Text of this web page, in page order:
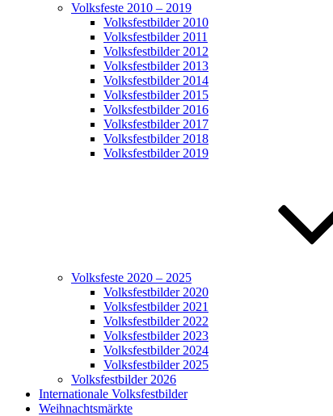
Volksfeste 2010 – 2019
Volksfestbilder 2010
Volksfestbilder 2011
Volksfestbilder 2012
Volksfestbilder 2013
Volksfestbilder 2014
Volksfestbilder 2015
Volksfestbilder 2016
Volksfestbilder 2017
Volksfestbilder 2018
Volksfestbilder 2019
Volksfeste 2020 – 2025
Volksfestbilder 2020
Volksfestbilder 2021
Volksfestbilder 2022
Volksfestbilder 2023
Volksfestbilder 2024
Volksfestbilder 2025
Volksfestbilder 2026
Internationale Volksfestbilder
Weihnachtsmärkte